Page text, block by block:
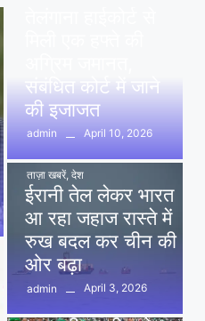
संबंधित कोर्ट में जाने
की इजाजत
admin April 10, 2026
ताज़ा खबरें, देश
ईरानी तेल लेकर भारत
आ रहा जहाज रास्ते में
रुख बदल कर चीन की
ओर बढ़ा
admin
April 3, 2026